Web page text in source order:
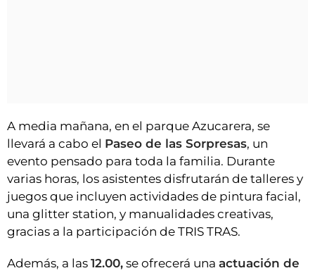
A media mañana, en el parque Azucarera, se
llevará a cabo el Paseo de las Sorpresas, un
evento pensado para toda la familia. Durante
varias horas, los asistentes disfrutarán de talleres y
juegos que incluyen actividades de pintura facial,
una glitter station, y manualidades creativas,
gracias a la participación de TRIS TRAS.
Además, a las 12.00, se ofrecerá una actuación de